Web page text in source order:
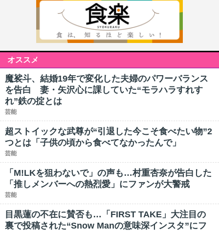
オススメ
魔裟斗、結婚19年で変化した夫婦のパワーバランス
を告白 妻・矢沢心に課していた“モラハラすれす
れ”鉄の掟とは
芸能
超ストイックな武尊が“引退した今こそ食べたい物”2
つとは「子供の頃から食べてなかったんで」
芸能
「M!LKを狙わないで」の声も…村重杏奈が告白した
「推しメンバーへの熱烈愛」にファンが大警戒
芸能
目黒蓮の不在に賛否も…「FIRST TAKE」大注目の
裏で投稿された“Snow Manの意味深インスタ”にフ